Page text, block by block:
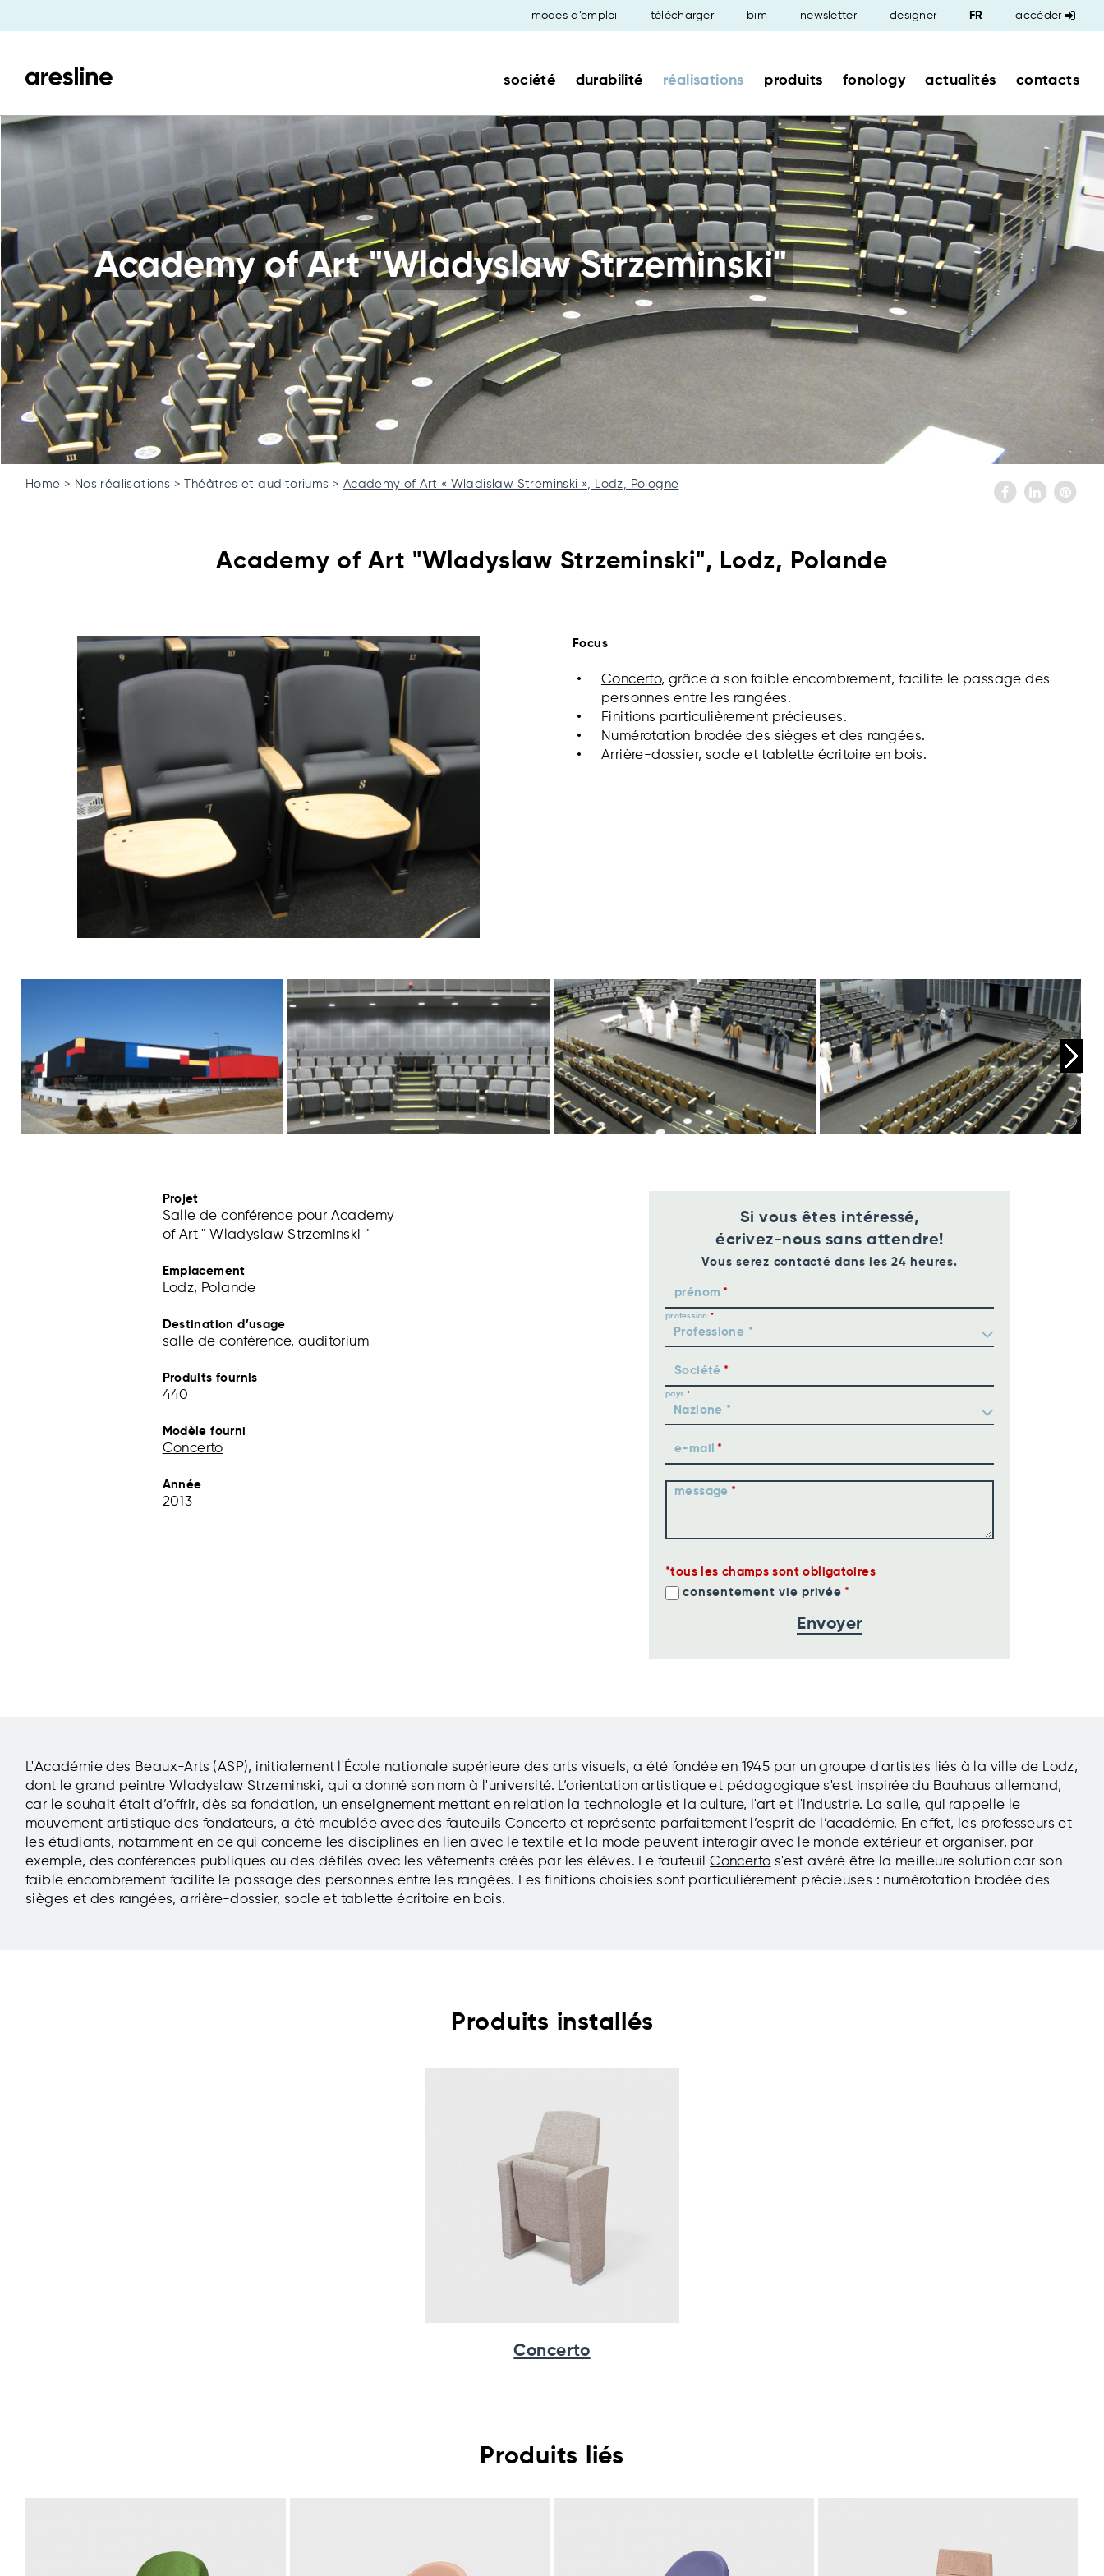
modes d’emploi télécharger bim newsletter designer accéder
société durabilité réalisations produits fonology actualités contacts
Academy of Art "Wladyslaw Strzeminski"
Home Nos réalisations Théâtres et auditoriums Academy of Art « Wladislaw Streminski », Lodz, Pologne
Academy of Art "Wladyslaw Strzeminski", Lodz, Polande
Focus
Concerto, grâce à son faible encombrement, facilite le passage des
personnes entre les rangées.
Finitions particulièrement précieuses.
Numérotation brodée des sièges et des rangées.
Arrière-dossier, socle et tablette écritoire en bois.
Projet
Salle de conférence pour Academy
of Art " Wladyslaw Strzeminski "
Emplacement
Lodz, Polande
Destination d’usage
salle de conférence, auditorium
Produits fournis
440
Modèle fourni
Concerto
Année
2013
Si vous êtes intéressé,
écrivez-nous sans attendre!
Vous serez contacté dans les 24 heures.
prénom
profession
Société
pays
e-mail
message
tous les champs sont obligatoires
consentement vie privée
L'Académie des Beaux-Arts (ASP), initialement l'École nationale supérieure des arts visuels, a été fondée en 1945 par un groupe d'artistes liés à la ville de Lodz,
dont le grand peintre Wladyslaw Strzeminski, qui a donné son nom à l'université. L’orientation artistique et pédagogique s'est inspirée du Bauhaus allemand,
car le souhait était d’offrir, dès sa fondation, un enseignement mettant en relation la technologie et la culture, l'art et l'industrie. La salle, qui rappelle le
mouvement artistique des fondateurs, a été meublée avec des fauteuils Concerto et représente parfaitement l’esprit de l’académie. En effet, les professeurs et
les étudiants, notamment en ce qui concerne les disciplines en lien avec le textile et la mode peuvent interagir avec le monde extérieur et organiser, par
exemple, des conférences publiques ou des défilés avec les vêtements créés par les élèves. Le fauteuilConcerto s'est avéré être la meilleure solution car son
faible encombrement facilite le passage des personnes entre les rangées. Les finitions choisies sont particulièrement précieuses : numérotation brodée des
sièges et des rangées, arrière-dossier, socle et tablette écritoire en bois.
Produits installés
Concerto
Produits liés